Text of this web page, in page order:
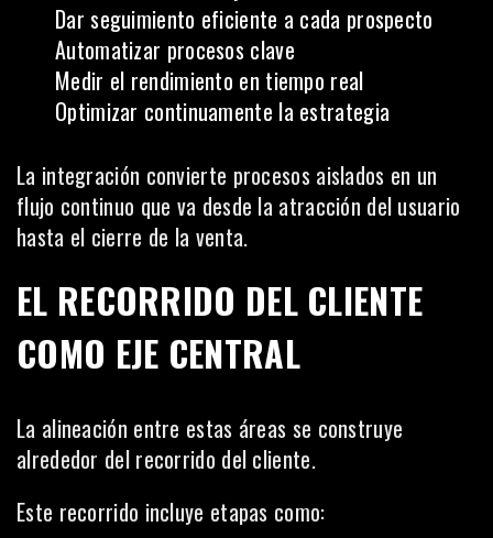
Dar seguimiento eficiente a cada prospecto
Automatizar procesos clave
Medir el rendimiento en tiempo real
Optimizar continuamente la estrategia
La integración convierte procesos aislados en un
flujo continuo que va desde la atracción del usuario
hasta el cierre de la venta.
EL RECORRIDO DEL CLIENTE
COMO EJE CENTRAL
La alineación entre estas áreas se construye
alrededor del recorrido del cliente.
Este recorrido incluye etapas como: